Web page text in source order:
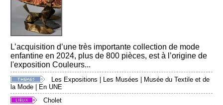
L’acquisition d’une très importante collection de mode
enfantine en 2024, plus de 800 pièces, est à l’origine de
l'exposition Couleurs...
Les Expositions | Les Musées | Musée du Textile et de
la Mode | En UNE
Cholet